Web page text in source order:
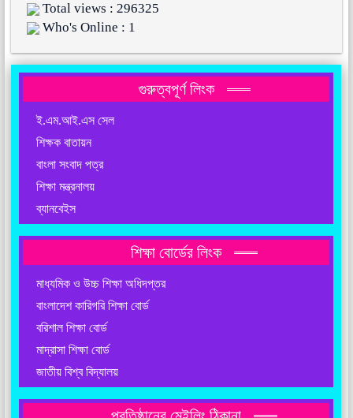
Total views : 296325
Who's Online : 1
গুরুত্বপূর্ণ লিংক
ই.এম.আই.এস সেল
শিক্ষক বাতায়ন
বাংলা সংবাদ পত্র
শিক্ষা মন্ত্রনালয়
ব্যানবেইস
শিক্ষা বোর্ডের লিংক
মাধ্যমিক ও উচ্চ শিক্ষা অধিদপ্তর
বাংলাদেশ কারিগরি শিক্ষা বোর্ড
বরিশাল শিক্ষা বোর্ড
মাদ্রাসা শিক্ষা বোর্ড
জাতীয় বিশ্ব বিদ্যালয়